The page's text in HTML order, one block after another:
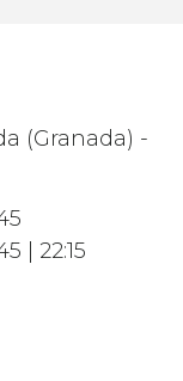
(Granada) -
| 22:15